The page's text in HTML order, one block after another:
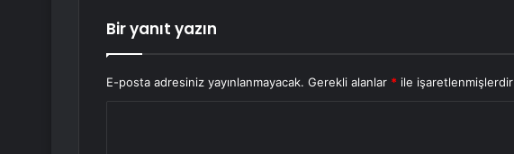
Bir yanıt yazın
E-posta adresiniz yayınlanmayacak. Gerekli alanlar * ile işaretlenmişlerdir